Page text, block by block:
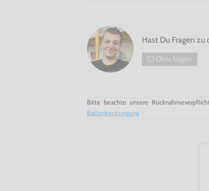
Hast Du Fragen zu
Chris fragen
Bitte beachte unsere
Batterieentsorgung